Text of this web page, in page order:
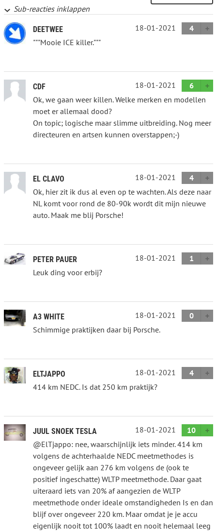
Sub-reacties inklappen
DEETWEE 18-01-2021
4
"""Mooie ICE killer."""
CDF 18-01-2021
6
Ok, we gaan weer killen. Welke merken en modellen
moet er allemaal dood?
On topic; logische maar slimme uitbreiding. Nog meer
directeuren en artsen kunnen overstappen;-)
EL CLAVO 18-01-2021
4
Ok, hier zit ik dus al even op te wachten. Als deze naar
NL komt voor rond de 80-90k wordt dit mijn nieuwe
auto. Maak me blij Porsche!
PETER PAUER 18-01-2021
1
Leuk ding voor erbij?
A3 WHITE 18-01-2021
0
Schimmige praktijken daar bij Porsche.
ELTJAPPO 18-01-2021
4
414 km NEDC. Is dat 250 km praktijk?
JUUL SNOEK TESLA 18-01-2021
10
@ElTjappo: nee, waarschijnlijk iets minder. 414 km
volgens de achterhaalde NEDC meetmethodes is
ongeveer gelijk aan 276 km volgens de (ook te
positief ingeschatte) WLTP meetmethode. Daar gaat
uiteraard iets van 20% af aangezien de WLTP
meetmethode onder ideale omstandigheden Is en dan
blijf over ongeveer 220 km. Maar omdat je je accu
eigenlijk nooit tot 100% laadt en nooit helemaal leeg